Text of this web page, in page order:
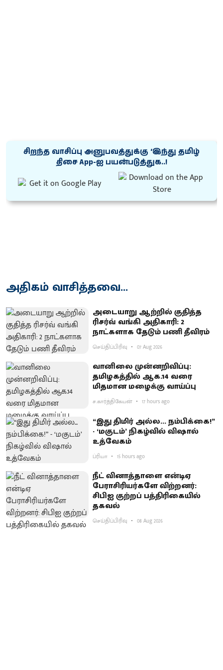
சிறந்த வாசிப்பு அனுபவத்துக்கு ‘இந்து தமிழ்
திசை App-ஐ பயன்படுத்துக..!
அதிகம் வாசித்தவை...
அடையாறு ஆற்றில் குதித்த
ரிசர்வ் வங்கி அதிகாரி: 2
நாட்களாக தேடும் பணி தீவிரம்
செய்திப்பிரிவு 07 Aug 2026
வானிலை முன்னறிவிப்பு:
தமிழகத்தில் ஆக.14 வரை
மிதமான மழைக்கு வாய்ப்பு
ச.கார்த்திகேயன் 17 hours ago
“இது திமிர் அல்ல... நம்பிக்கை!”
- ‘மகுடம்’ நிகழ்வில் விஷால்
உத்வேகம்
ப்ரியா 15 hours ago
நீட் வினாத்தாளை என்டிஏ
பேராசிரியர்களே விற்றனர்:
சிபிஐ குற்றப் பத்திரிகையில்
தகவல்
செய்திப்பிரிவு 08 Aug 2026